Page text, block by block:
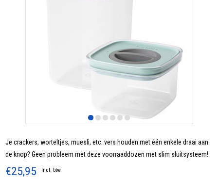
Je crackers, worteltjes, muesli, etc. vers houden met één enkele draai aan
de knop? Geen probleem met deze voorraaddozen met slim sluitsysteem!
€25,95 Incl. btw